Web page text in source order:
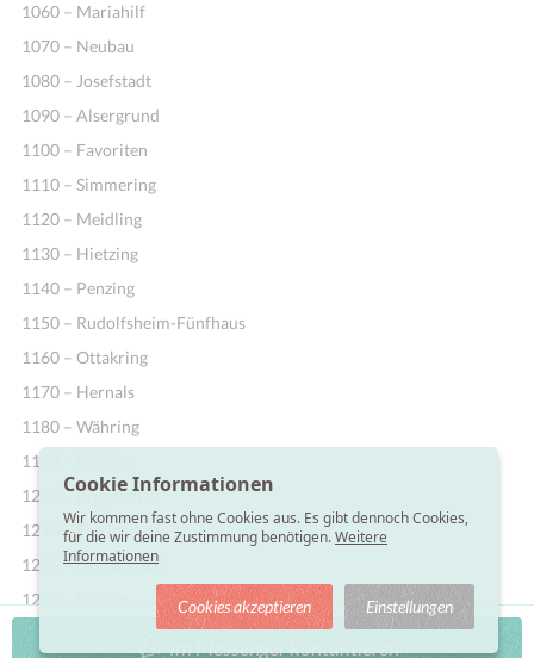
Im Messenger kontaktieren
1060 – Mariahilf
1070 – Neubau
1080 – Josefstadt
1090 – Alsergrund
1100 – Favoriten
1110 – Simmering
1120 – Meidling
1130 – Hietzing
1140 – Penzing
1150 – Rudolfsheim-Fünfhaus
1160 – Ottakring
1170 – Hernals
1180 – Währing
1190 – Döbling
1200 – Brigittenau
1210 – Floridsdorf
1220 – Donaustadt
1230 – Liesing
Cookie Informationen
Wir kommen fast ohne Cookies aus. Es gibt dennoch Cookies,
für die wir deine Zustimmung benötigen.Weitere
Informationen
Cookies akzeptieren Einstellungen